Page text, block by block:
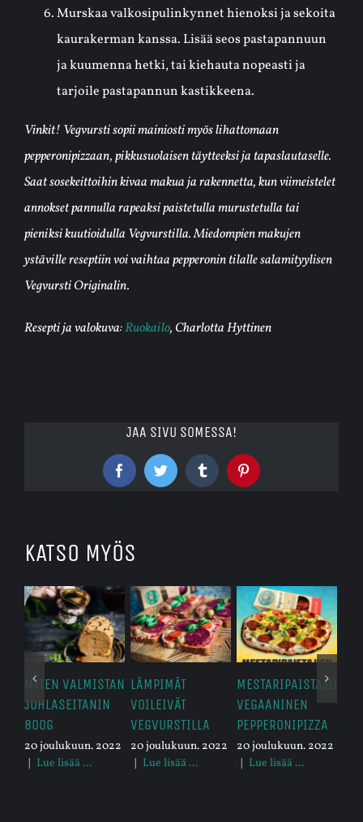
Murskaa valkosipulinkynnet hienoksi ja sekoita
kaurakerman kanssa. Lisää seos pastapannuun
ja kuumenna hetki, tai kiehauta nopeasti ja
tarjoile pastapannun kastikkeena.
Vinkit! Vegvursti sopii mainiosti myös lihattomaan
pepperonipizzaan, pikkusuolaisen täytteeksi ja tapaslautaselle.
Saat sosekeittoihin kivaa makua ja rakennetta, kun viimeistelet
annokset pannulla rapeaksi paistetulla murustetulla tai
pieniksi kuutioidulla Vegvurstilla. Miedompien makujen
ystäville reseptiin voi vaihtaa pepperonin tilalle salamityylisen
Vegvursti Originalin.
Resepti ja valokuva:Ruokailo, Charlotta Hyttinen
JAA SIVU SOMESSA!
FacebookTwitter Tumblr Pinterest
KATSO MYÖS
MITEN VALMISTAN
JUHLASEITANIN
800G
20 joulukuun. 2022
Lue lisää ...
LÄMPIMÄT
VOILEIVÄT
VEGVURSTILLA
20 joulukuun. 2022
Lue lisää ...
MESTARIPAISTAJIEN
VEGAANINEN
PEPPERONIPIZZA
20 joulukuun. 2022
Lue lisää ...